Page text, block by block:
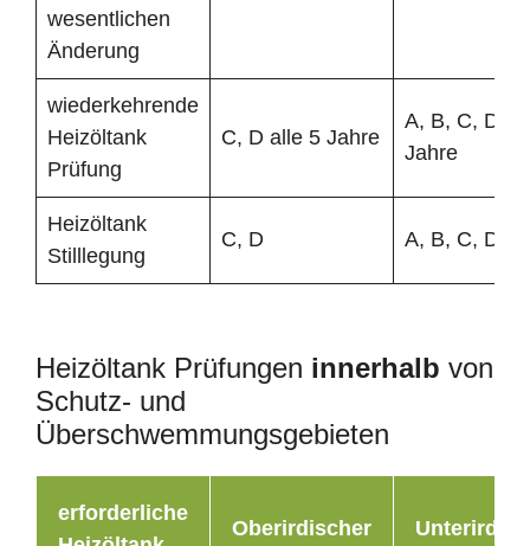
wesentlichen
Änderung
wiederkehrende
Heizöltank
Prüfung
C, D alle 5 Jahre
A, B, C, D
Jahre
Heizöltank
Stilllegung
C, D A, B, C, D
Heizöltank Prüfungen innerhalb von
Schutz- und
Überschwemmungsgebieten
erforderliche
Oberirdischer